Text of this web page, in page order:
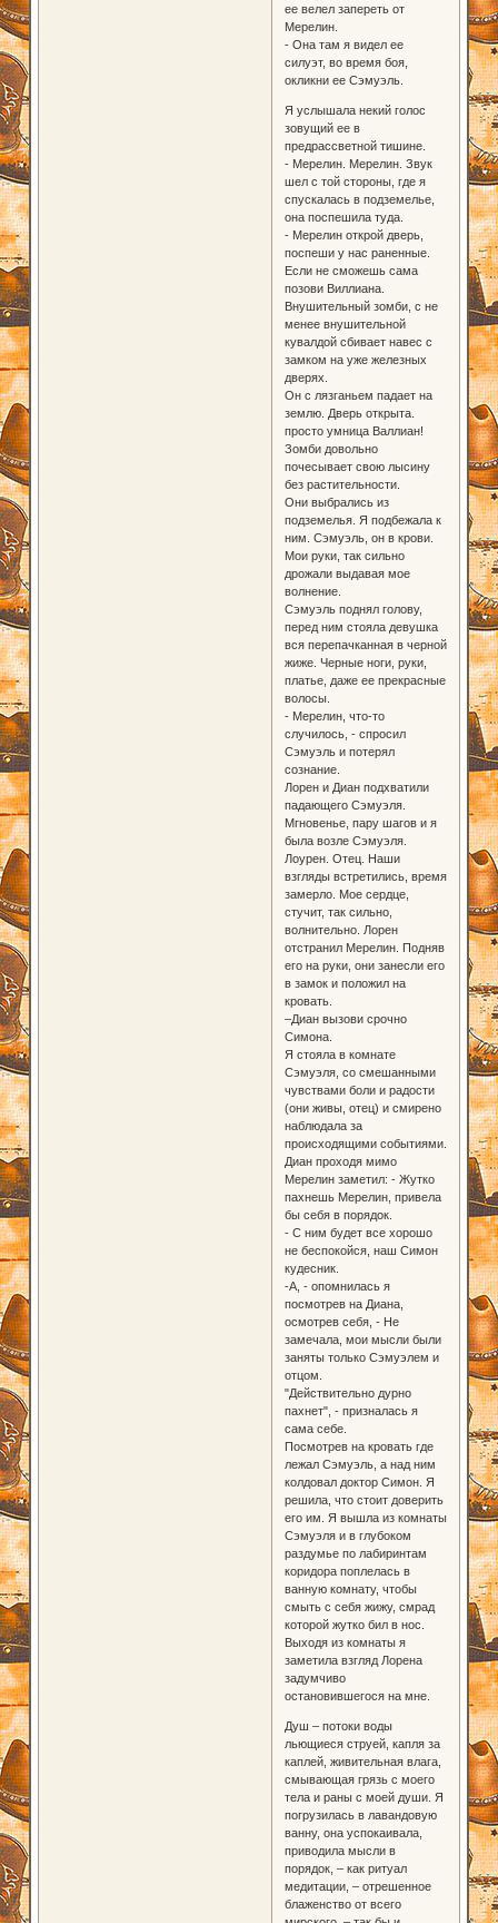
ее велел запереть от
Мерелин.
- Она там я видел ее
силуэт, во время боя,
окликни ее Сэмуэль.
Я услышала некий голос
зовущий ее в
предрассветной тишине.
- Мерелин. Мерелин. Звук
шел с той стороны, где я
спускалась в подземелье,
она поспешила туда.
- Мерелин открой дверь,
поспеши у нас раненные.
Если не сможешь сама
позови Виллиана.
Внушительный зомби, с не
менее внушительной
кувалдой сбивает навес с
замком на уже железных
дверях.
Он с лязганьем падает на
землю. Дверь открыта.
просто умница Валлиан!
Зомби довольно
почесывает свою лысину
без растительности.
Они выбрались из
подземелья. Я подбежала к
ним. Сэмуэль, он в крови.
Мои руки, так сильно
дрожали выдавая мое
волнение.
Сэмуэль поднял голову,
перед ним стояла девушка
вся перепачканная в черной
жиже. Черные ноги, руки,
платье, даже ее прекрасные
волосы.
- Мерелин, что-то
случилось, - спросил
Сэмуэль и потерял
сознание.
Лорен и Диан подхватили
падающего Сэмуэля.
Мгновенье, пару шагов и я
была возле Сэмуэля.
Лоурен. Отец. Наши
взгляды встретились, время
замерло. Мое сердце,
стучит, так сильно,
волнительно. Лорен
отстранил Мерелин. Подняв
его на руки, они занесли его
в замок и положил на
кровать.
–Диан вызови срочно
Симона.
Я стояла в комнате
Сэмуэля, со смешанными
чувствами боли и радости
(они живы, отец) и смирено
наблюдала за
происходящими событиями.
Диан проходя мимо
Мерелин заметил: - Жутко
пахнешь Мерелин, привела
бы себя в порядок.
- С ним будет все хорошо
не беспокойся, наш Симон
кудесник.
-А, - опомнилась я
посмотрев на Диана,
осмотрев себя, - Не
замечала, мои мысли были
заняты только Сэмуэлем и
отцом.
"Действительно дурно
пахнет", - призналась я
сама себе.
Посмотрев на кровать где
лежал Сэмуэль, а над ним
колдовал доктор Симон. Я
решила, что стоит доверить
его им. Я вышла из комнаты
Сэмуэля и в глубоком
раздумье по лабиринтам
коридора поплелась в
ванную комнату, чтобы
смыть с себя жижу, смрад
которой жутко бил в нос.
Выходя из комнаты я
заметила взгляд Лорена
задумчиво
остановившегося на мне.
Душ – потоки воды
льющиеся струей, капля за
каплей, живительная влага,
смывающая грязь с моего
тела и раны с моей души. Я
погрузилась в лавандовую
ванну, она успокаивала,
приводила мысли в
порядок, – как ритуал
медитации, – отрешенное
блаженство от всего